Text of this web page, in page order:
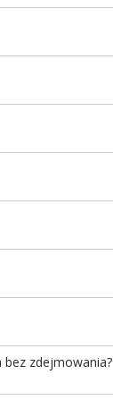
zdejmowania?